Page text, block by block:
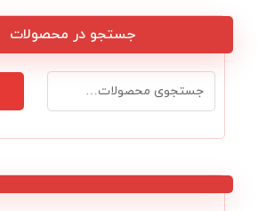
جستجو در محصولات